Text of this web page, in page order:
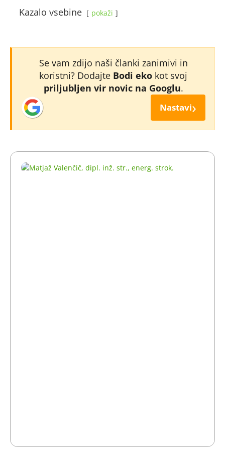
Kazalo vsebine pokaži
Se vam zdijo naši članki zanimivi in
koristni? Dodajte Bodi eko kot svoj
priljubljen vir novic na Googlu.
Nastavi›